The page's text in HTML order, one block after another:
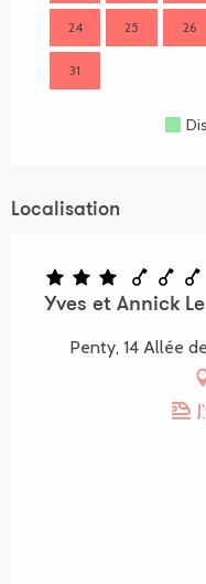
24 25 26
31
Localisation
Yves et Annick
Penty, 14 Allée